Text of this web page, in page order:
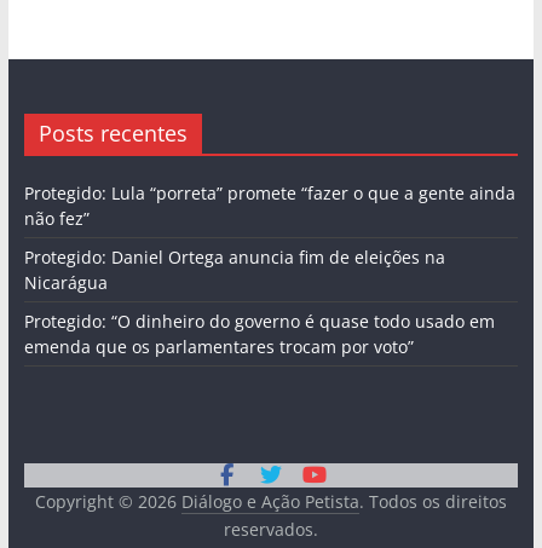
Posts recentes
Protegido: Lula “porreta” promete “fazer o que a gente ainda
não fez”
Protegido: Daniel Ortega anuncia fim de eleições na
Nicarágua
Protegido: “O dinheiro do governo é quase todo usado em
emenda que os parlamentares trocam por voto”
Copyright © 2026 Diálogo e Ação Petista. Todos os direitos
reservados.